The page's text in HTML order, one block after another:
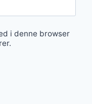
i denne browser